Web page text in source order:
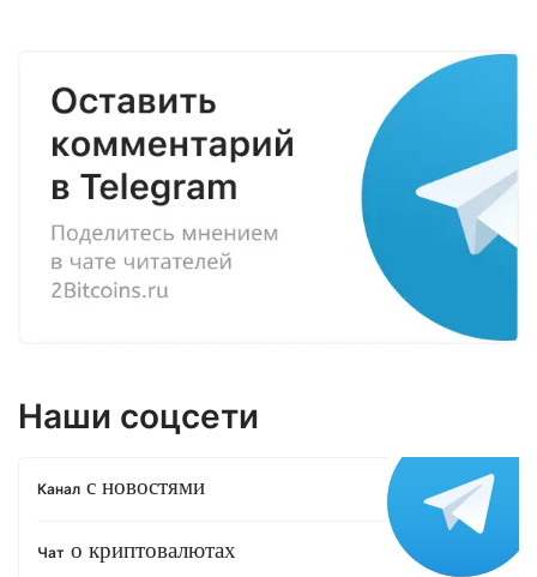
Наши соцсети
Канал с новостями
Чат о криптовалютах